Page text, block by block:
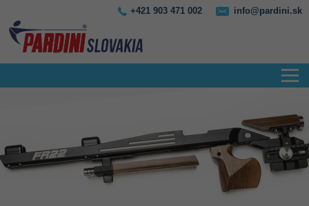
+421 903 471 002 info@pardini.sk